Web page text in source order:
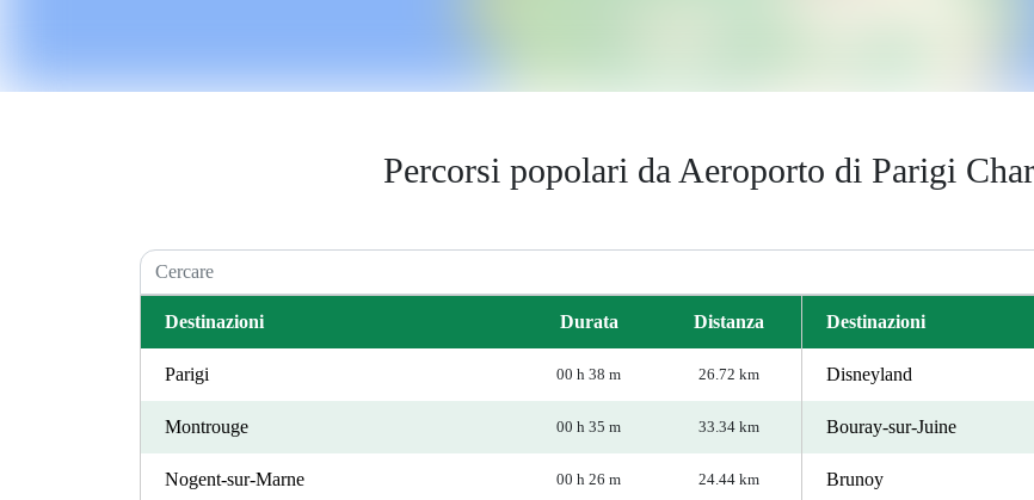
Percorsi popolari da Aeroporto di Parigi
Destinazioni Durata Distanza
Parigi 00 h 38 m 26.72 km
Montrouge 00 h 35 m 33.34 km
Nogent-sur-Marne 00 h 26 m 24.44 km
Destinazioni
Disneyland
Bouray-sur-Juine
Brunoy